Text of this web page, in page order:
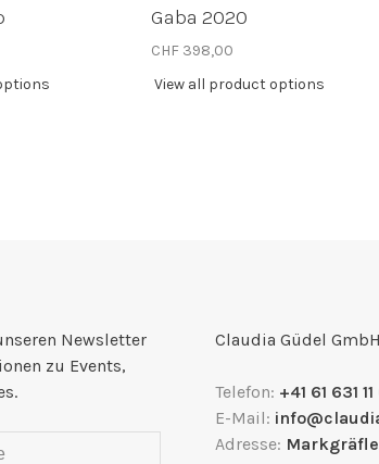
Gaba 2020
CHF 398,00
View all product options
Newsletter
zu Events,
Claudia Güdel GmbH
Telefon: +41 61 631
E-Mail:
Adresse: